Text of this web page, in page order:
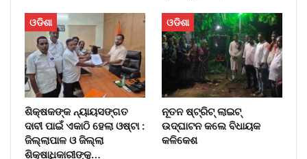
ଓଡିଶା
ଶିକ୍ଷକଙ୍କ ନ୍ୟାୟସଙ୍ଗତ
ଦାବୀ ପାଇଁ ଏକାଠି ହେଲା ଓଷ୍ଟା :
ଜିଲ୍ଲାପାଳ ଓ ଜିଲ୍ଲା
ଶିକ୍ଷାଧିକାରୀଙ୍କୁ…
ଓଡିଶା
ନୂତନ ଷ୍ଟ୍ରିଟ୍ ଲାଇଟ୍‌
ଉଦ୍‌ଘାଟନ କଲେ ବିଧାୟକ
କଳିକେଶ